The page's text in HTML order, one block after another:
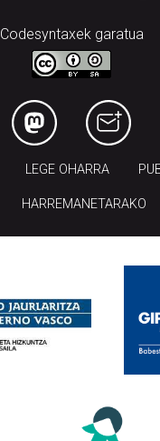
Codesyntaxek garatua
LEGE OHARRA
HARREMANETARAKO